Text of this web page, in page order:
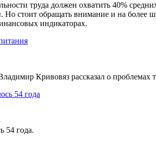
труда должен охватить 40%
стоит обращать внимание и на более
индикаторах.
Кривовяз рассказал о проблемах
54 года.